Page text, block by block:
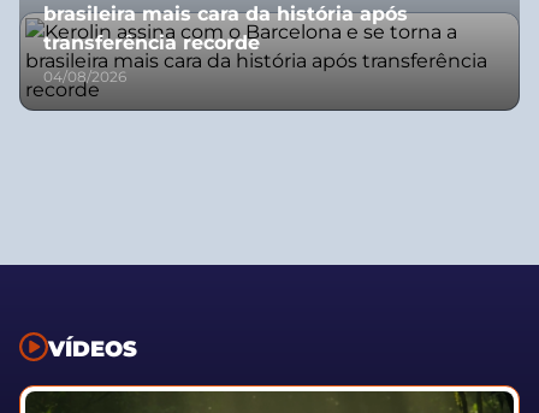
brasileira mais cara da história após
transferência recorde
04/08/2026
VÍDEOS